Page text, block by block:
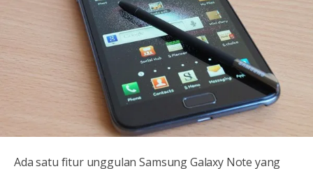
Ada satu fitur unggulan Samsung Galaxy Note yang